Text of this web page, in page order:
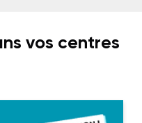
vos centres